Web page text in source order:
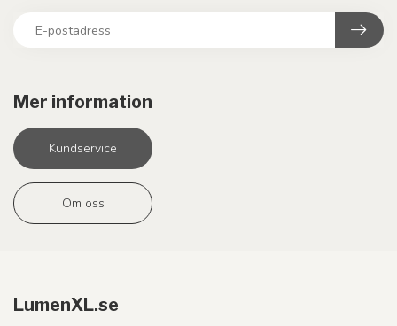
Mer information
Kundservice
Om oss
LumenXL.se